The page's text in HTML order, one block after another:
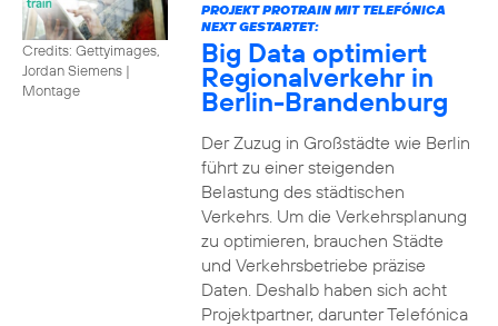
Credits: Gettyimages,
Jordan Siemens |
Montage
PROJEKT PROTRAIN MIT TELEFÓNICA
NEXT GESTARTET:
Big Data optimiert
Regionalverkehr in
Berlin-Brandenburg
Der Zuzug in Großstädte wie Berlin
führt zu einer steigenden
Belastung des städtischen
Verkehrs. Um die Verkehrsplanung
zu optimieren, brauchen Städte
und Verkehrsbetriebe präzise
Daten. Deshalb haben sich acht
Projektpartner, darunter Telefónica